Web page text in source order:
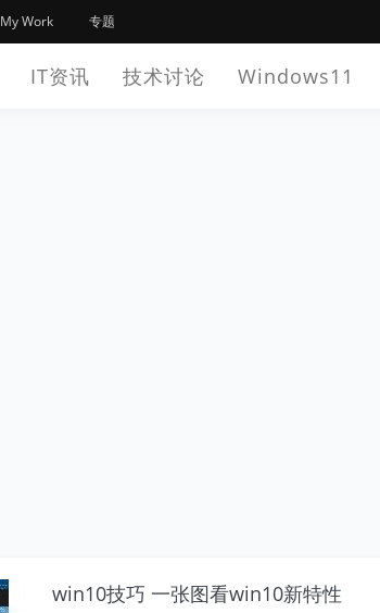
My Work 专题
IT资讯 技术讨论 Windows11
win10技巧 一张图看win10新特性